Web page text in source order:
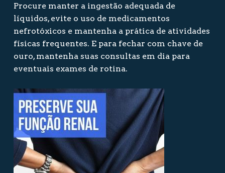
Procure manter a ingestão adequada de
líquidos, evite o uso de medicamentos
nefrotóxicos e mantenha a prática de atividades
físicas frequentes. E para fechar com chave de
ouro, mantenha suas consultas em dia para
eventuais exames de rotina.